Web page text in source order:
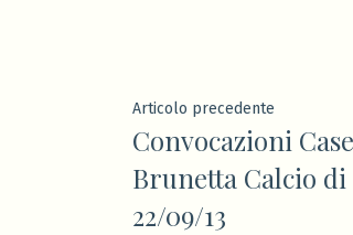
Navigazione
articoli
Articolo precedenteArticolo
Convocazioni
Brunetta Calcio
22/09/13